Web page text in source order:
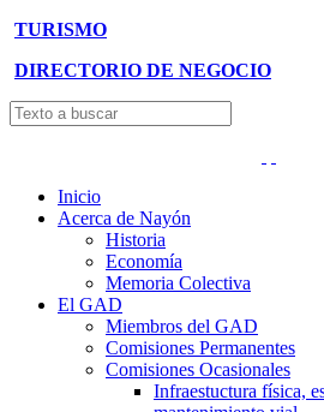
TURISMO
DIRECTORIO DE NEGOCIO
Inicio
Acerca de Nayón
Historia
Economía
Memoria Colectiva
El GAD
Miembros del GAD
Comisiones Permanentes
Comisiones Ocasionales
Infraestuctura física,